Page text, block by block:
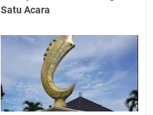
Satu Acara